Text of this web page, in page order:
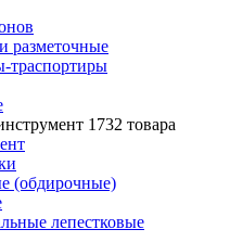
разметочные
траспортиры
1732 товара
(обдирочные)
лепестковые